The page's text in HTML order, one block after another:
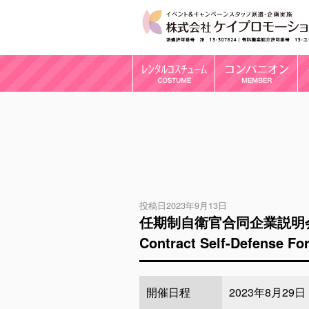
投稿日2023年9月13日
任期制自衛官合同企業説
Contract Self-Defense
開催日程 2023年8月29日